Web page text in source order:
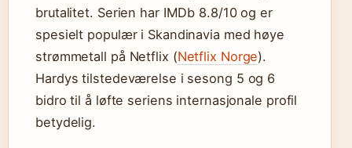
brutalitet. Serien har IMDb 8.8/10 og er
spesielt populær i Skandinavia med høye
strømmetall på Netflix (Netflix Norge).
Hardys tilstedeværelse i sesong 5 og 6
bidro til å løfte seriens internasjonale profil
betydelig.